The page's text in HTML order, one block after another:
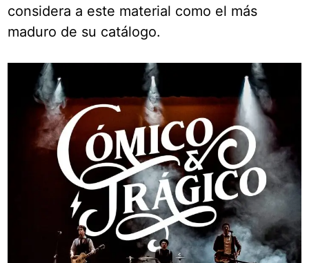
considera a este material como el más
maduro de su catálogo.